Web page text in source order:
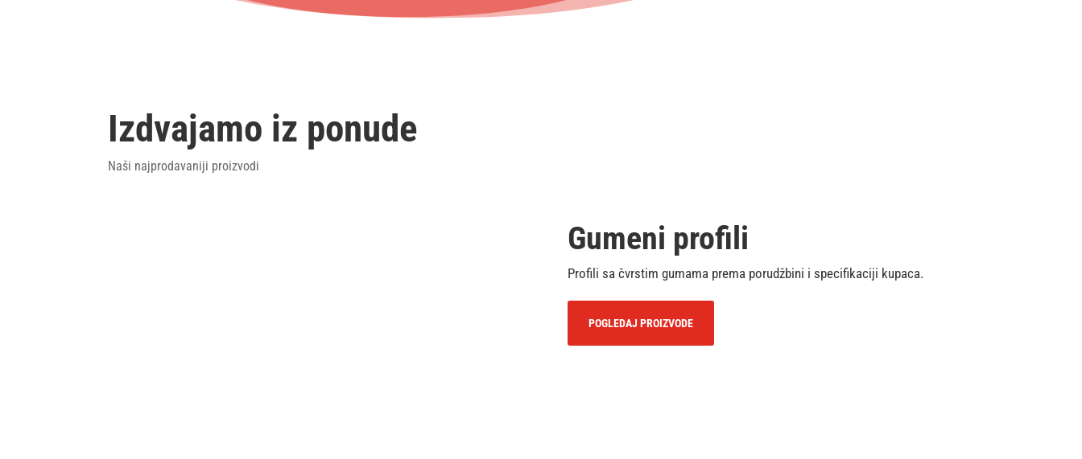
Izdvajamo iz ponude
Naši najprodavaniji proizvodi
Gumeni profili
Profili sa čvrstim gumama prema porudžbini i specifikaciji kupaca.
POGLEDAJ PROIZVODE